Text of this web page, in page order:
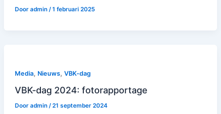
Door admin /1 februari 2025
Media, Nieuws, VBK-dag
VBK-dag 2024: fotorapportage
Door admin /21 september 2024